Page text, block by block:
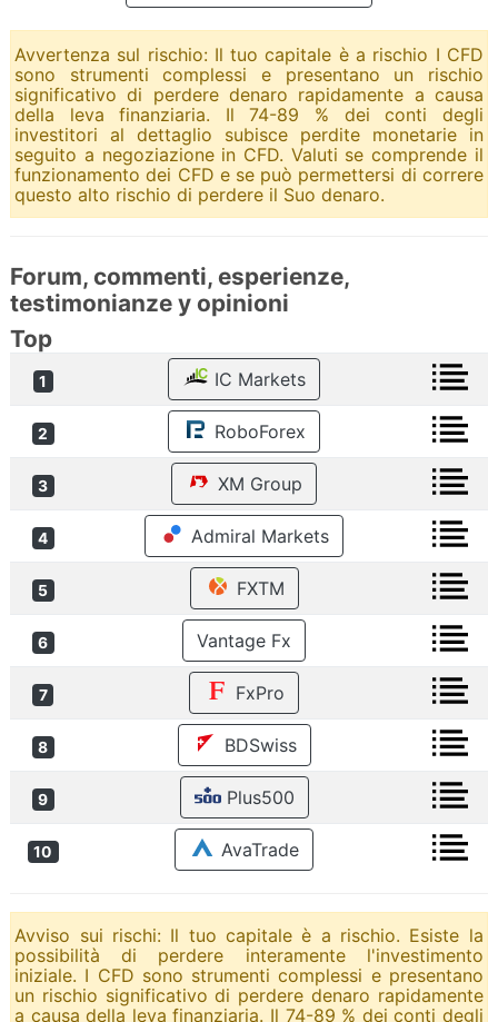
Avvertenza sul rischio: Il tuo capitale è a rischio I CFD
sono strumenti complessi e presentano un rischio
significativo di perdere denaro rapidamente a causa
della leva finanziaria. Il 74-89 % dei conti degli
investitori al dettaglio subisce perdite monetarie in
seguito a negoziazione in CFD. Valuti se comprende il
funzionamento dei CFD e se può permettersi di correre
questo alto rischio di perdere il Suo denaro.
Forum, commenti, esperienze,
testimonianze y opinioni
Top
1 IC Markets
2 RoboForex
3 XM Group
4 Admiral Markets
5 FXTM
6 Vantage Fx
7 FxPro
8 BDSwiss
9 Plus500
10 AvaTrade
Avviso sui rischi: Il tuo capitale è a rischio. Esiste la
possibilità di perdere interamente l'investimento
iniziale. I CFD sono strumenti complessi e presentano
un rischio significativo di perdere denaro rapidamente
a causa della leva finanziaria. Il 74-89 % dei conti degli